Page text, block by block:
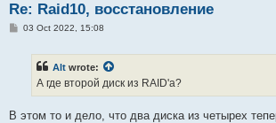
Re: Raid10, восстановление
P03 Oct 2022, 15:08
Alt wrote:
А где второй диск из RAID'а?
В этом то и дело, что два диска из четырех